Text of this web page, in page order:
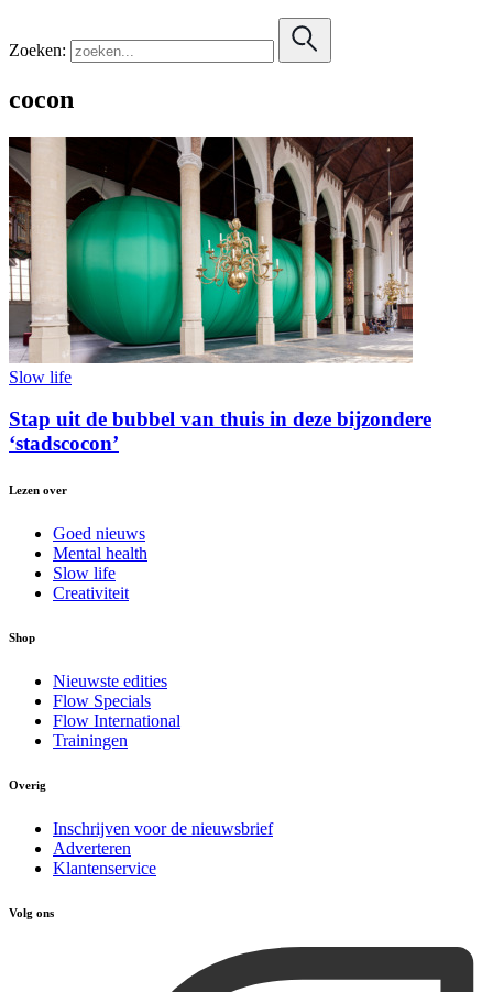
Zoeken:
cocon
Slow life
Stap uit de bubbel van thuis in deze bijzondere
‘stadscocon’
Lezen over
Goed nieuws
Mental health
Slow life
Creativiteit
Shop
Nieuwste edities
Flow Specials
Flow International
Trainingen
Overig
Inschrijven voor de nieuwsbrief
Adverteren
Klantenservice
Volg ons